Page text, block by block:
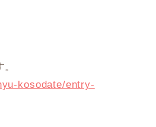
kosodate/entry-